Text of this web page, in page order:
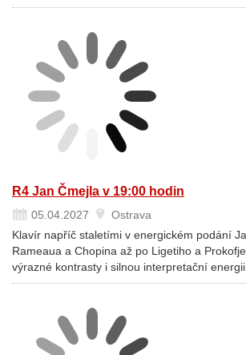
R4 Jan Čmejla v 19:00 hodin
05.04.2027
Ostrava
Klavír napříč staletími v energickém podání
Rameaua a Chopina až po Ligetiho a
výrazné kontrasty i silnou interpretační energii.